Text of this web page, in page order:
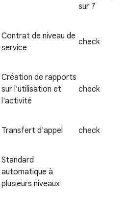
sur 7
Contrat de niveau de
service
check
Création de rapports
sur l'utilisation et
l'activité
check
Transfert d'appel check
Standard
automatique à
plusieurs niveaux